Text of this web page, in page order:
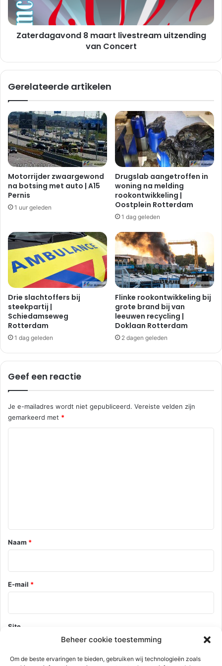
Beheer cookie toestemming
Om de beste ervaringen te bieden, gebruiken wij technologieën zoals
n
g
v
r
c
h
a
o
o
p
d
e
5
a
m
r
t
l
i
v
s
t
e
m
u
i
t
e
n
d
i
n
g
C
c
e
r
Zaterdagavond 8 maart livestream uitzending
van Concert
Gerelateerde artikelen
Motorrijder zwaargewond
na botsing met auto | A15
Pernis
1 uur geleden
Drugslab aangetroffen in
woning na melding
rookontwikkeling |
Oostplein Rotterdam
1 dag geleden
Drie slachtoffers bij
steekpartij |
Schiedamseweg
Rotterdam
1 dag geleden
Flinke rookontwikkeling bij
grote brand bij van
leeuwen recycling |
Doklaan Rotterdam
2 dagen geleden
Geef een reactie
Je e-mailadres wordt niet gepubliceerd. Vereiste velden zijn
gemarkeerd met *
*
Naam *
E-mail *
Site